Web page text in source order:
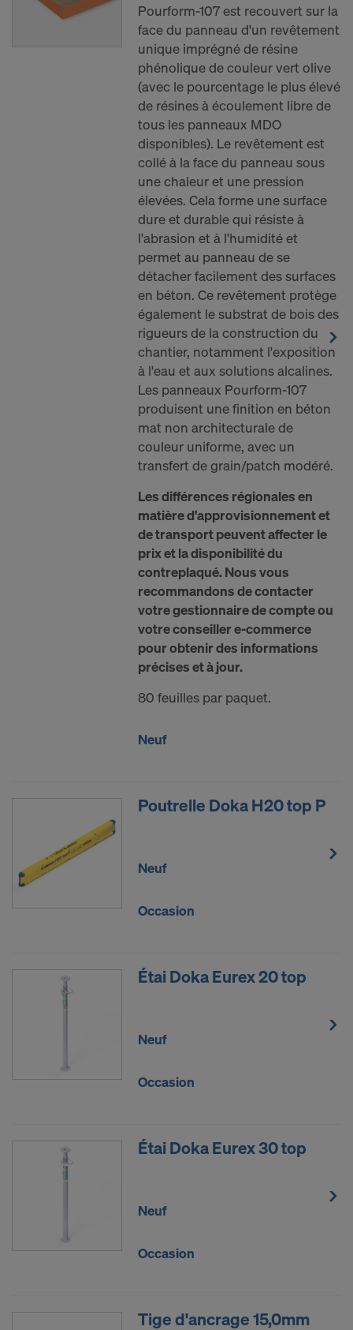
Pourform-107 est recouvert sur la
face du panneau d'un revêtement
unique imprégné de résine
phénolique de couleur vert olive
(avec le pourcentage le plus élevé
de résines à écoulement libre de
tous les panneaux MDO
disponibles). Le revêtement est
collé à la face du panneau sous
une chaleur et une pression
élevées. Cela forme une surface
dure et durable qui résiste à
l'abrasion et à l'humidité et
permet au panneau de se
détacher facilement des surfaces
en béton. Ce revêtement protège
également le substrat de bois des
rigueurs de la construction du
chantier, notamment l'exposition
à l'eau et aux solutions alcalines.
Les panneaux Pourform-107
produisent une finition en béton
mat non architecturale de
couleur uniforme, avec un
transfert de grain/patch modéré.
Les différences régionales en
matière d'approvisionnement et
de transport peuvent affecter le
prix et la disponibilité du
contreplaqué. Nous vous
recommandons de contacter
votre gestionnaire de compte ou
votre conseiller e-commerce
pour obtenir des informations
précises et à jour.
80 feuilles par paquet.
Neuf
Poutrelle Doka H20 top P
Neuf
Occasion
Étai Doka Eurex 20 top
Neuf
Occasion
Étai Doka Eurex 30 top
Neuf
Occasion
Tige d'ancrage 15,0mm